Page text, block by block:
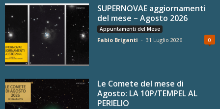
SUPERNOVAE aggiornamenti
del mese – Agosto 2026
Appuntamenti del Mese
Fabio Briganti - 31 Luglio 2026 0
Le Comete del mese di
Agosto: LA 10P/TEMPEL AL
PERIELIO